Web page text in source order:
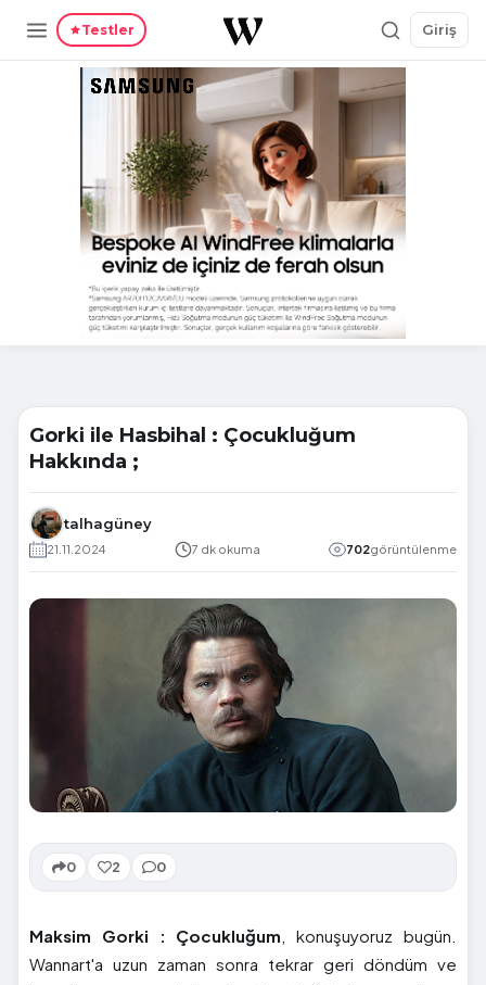
Testler Giriş
Gorki ile Hasbihal : Çocukluğum
Hakkında ;
talhagüney
21.11.2024 7 dk okuma 702görüntülenme
0 2 0
Maksim Gorki : Çocukluğum , konuşuyoruz bugün.
Wannart'a uzun zaman sonra tekrar geri döndüm ve